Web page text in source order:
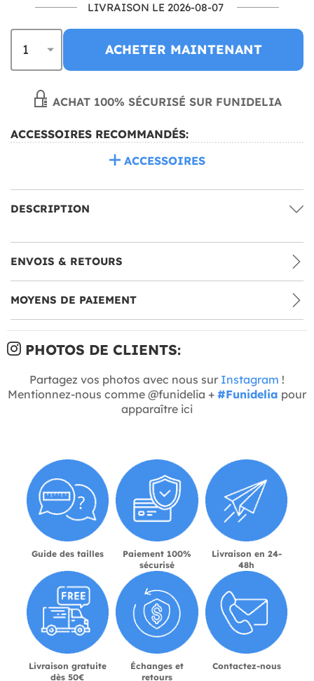
LIVRAISON LE 2026-08-07
ACHETER MAINTENANT
ACHAT 100% SÉCURISÉ SUR FUNIDELIA
ACCESSOIRES RECOMMANDÉS:
ACCESSOIRES
DESCRIPTION
ENVOIS & RETOURS
MOYENS DE PAIEMENT
PHOTOS DE CLIENTS:
Partagez vos photos avec nous sur Instagram !
Mentionnez-nous comme @funidelia + #Funidelia pour
apparaître ici
Guide des tailles
Paiement 100%
sécurisé
Livraison en 24-
48h
Livraison gratuite
dès 50€
Échanges et
retours
Contactez-nous